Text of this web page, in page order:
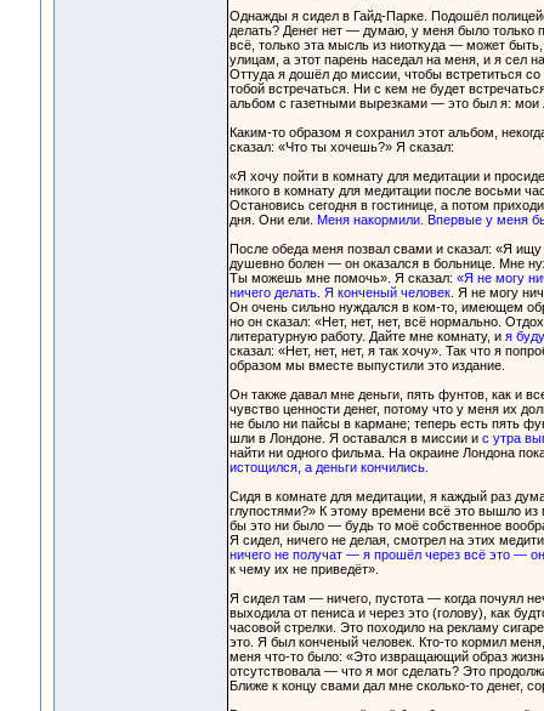
Однажды я сидел в Гайд-Парке. Подошёл
делать? Денег нет — думаю, у меня было только
всё, только эта мысль из ниоткуда — может
улицам, а этот парень наседал на меня, и я сел
Оттуда я дошёл до миссии, чтобы встретиться
тобой встречаться. Ни с кем не будет
альбом с газетными вырезками — это был я:
Каким-то образом я сохранил этот альбом,
сказал: «Что ты хочешь?» Я сказал:
«Я хочу пойти в комнату для медитации и
никого в комнату для медитации после восьми
Остановись сегодня в гостинице, а потом
дня. Они ели. Меня накормили. Впервые у меня
После обеда меня позвал свами и сказал: «Я
душевно болен — он оказался в больнице. Мне
Ты можешь мне помочь». Я сказал: «Я не могу
ничего делать. Я конченый человек. Я не могу
Он очень сильно нуждался в ком-то, имеющем
но он сказал: «Нет, нет, нет, всё нормально.
литературную работу. Дайте мне комнату, и я
сказал: «Нет, нет, нет, я так хочу». Так что я
образом мы вместе выпустили это издание.
Он также давал мне деньги, пять фунтов, как и
чувство ценности денег, потому что у меня их
не было ни пайсы в кармане; теперь есть пять
шли в Лондоне. Я оставался в миссии и с утра
найти ни одного фильма. На окраине Лондона
истощился, а деньги кончились.
Сидя в комнате для медитации, я каждый раз
глупостями?» К этому времени всё это вышло
бы это ни было — будь то моё собственное
Я сидел, ничего не делая, смотрел на этих
ничего не получат — я прошёл через всё это —
к чему их не приведёт».
Я сидел там — ничего, пустота — когда почуял
выходила от пениса и через это (голову), как
часовой стрелки. Это походило на рекламу
это. Я был конченый человек. Кто-то кормил
меня что-то было: «Это извращающий образ
отсутствовала — что я мог сделать? Это
Ближе к концу свами дал мне сколько-то денег,